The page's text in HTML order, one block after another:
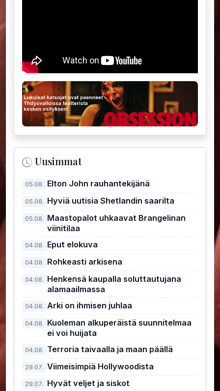
Uusimmat
05.08. Elton John rauhantekijänä
05.08. Hyviä uutisia Shetlandin saarilta
05.08. Maastopalot uhkaavat Brangelinan
viinitilaa
04.08. Eput elokuva
04.08. Rohkeasti arkisena
04.08. Henkensä kaupalla soluttautujana
alamaailmassa
04.08. Arki on ihmisen juhlaa
04.08. Kuoleman alkuperäistä suunnitelmaa
ei voi huijata
04.08. Terroria taivaalla ja maan päällä
29.07. Viimeisimpiä Hollywoodista
29.07. Hyvät veljet ja siskot